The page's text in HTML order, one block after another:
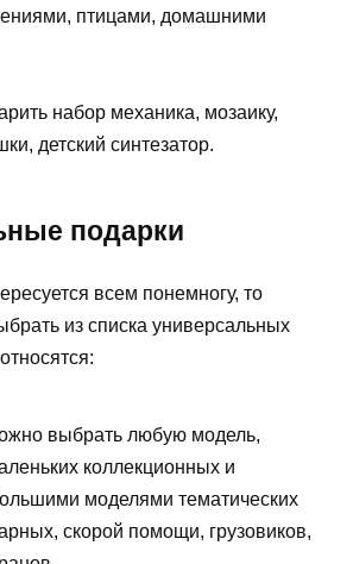
птицами, домашними
набор механика, мозаику,
детский синтезатор.
подарки
всем понемногу, то
из списка универсальных
выбрать любую модель,
коллекционных и
моделями тематических
скорой помощи, грузовиков,